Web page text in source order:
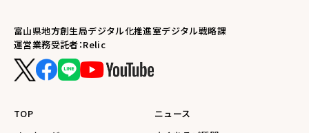
富山県地方創生局デジタル化推進室デジタル戦略課
運営業務受託者：Relic
TOP
ニュース